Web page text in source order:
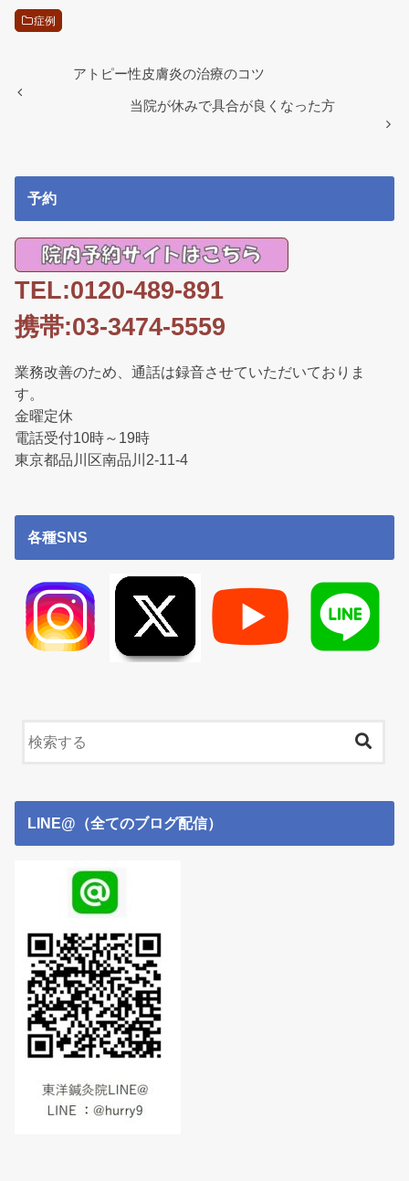
e
症例
アトピー性皮膚炎の治療のコツ
当院が休みで具合が良くなった方
予約
TEL:0120-489-891
携帯:03-3474-5559
業務改善のため、通話は録音させていただいておりま
す。
金曜定休
電話受付10時～19時
東京都品川区南品川2-11-4
各種SNS
LINE@（全てのブログ配信）